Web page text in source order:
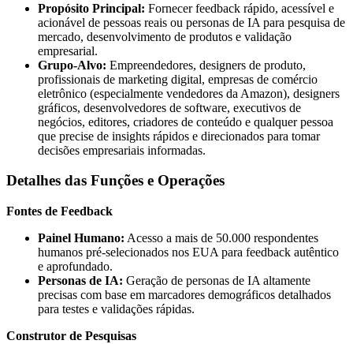
Propósito Principal: Fornecer feedback rápido, acessível e
acionável de pessoas reais ou personas de IA para pesquisa de
mercado, desenvolvimento de produtos e validação
empresarial.
Grupo-Alvo: Empreendedores, designers de produto,
profissionais de marketing digital, empresas de comércio
eletrônico (especialmente vendedores da Amazon), designers
gráficos, desenvolvedores de software, executivos de
negócios, editores, criadores de conteúdo e qualquer pessoa
que precise de insights rápidos e direcionados para tomar
decisões empresariais informadas.
Detalhes das Funções e Operações
Fontes de Feedback
Painel Humano: Acesso a mais de 50.000 respondentes
humanos pré-selecionados nos EUA para feedback autêntico
e aprofundado.
Personas de IA: Geração de personas de IA altamente
precisas com base em marcadores demográficos detalhados
para testes e validações rápidas.
Construtor de Pesquisas